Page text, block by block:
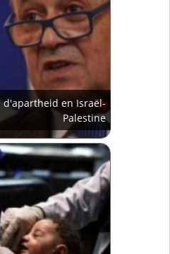
d'apartheid en Israël-
Palestine